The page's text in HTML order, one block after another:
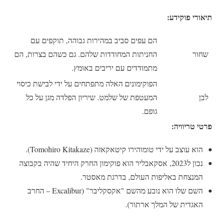
תיאורי פוקידע:
שחור
הם עפים סביב במהירות גבוהה, תוקפים עם
החניתות המחודדות שלהם. גם כשהם בצרות, הם
מתמודדים עם יריבים באומץ.
לבן
הפוקימונים האלה מתפתחים על ידי לבישת כיסוי
המעטפת של שלמט. שיריון הפלדה מגן על כל
גופם.
פרטי טריוויה:
הוא עוצב על ידי טומוהירו קיטאקאזה (Tomohiro Kitakaze).
נכון ל2023, אסקאבליר הוא פוקימון החרק היחיד שהיה בקבוצה
המנצחת באליפות העולם, בדרגת מאסטר.
השם שלו הוא נובע מהשם "אקסקליבר" (Excalibur – החרב
האגדית של המלך ארתור).